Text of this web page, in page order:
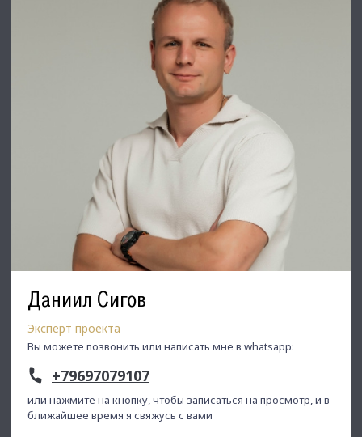
Даниил Сигов
Эксперт проекта
Вы можете позвонить или написать мне в whatsapp:
+79697079107
или нажмите на кнопку, чтобы записаться на просмотр, и в
ближайшее время я свяжусь с вами
⭐ Добавьте объявление в Избранное, чтобы не потерять!
Недвижимость Северо-Запада.